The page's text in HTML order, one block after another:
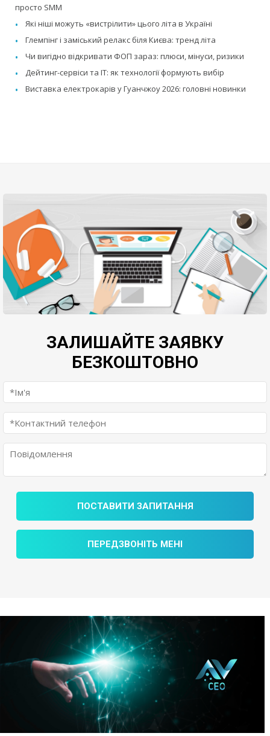
просто SMM
Які ніші можуть «вистрілити» цього літа в Україні
Глемпінг і заміський релакс біля Києва: тренд літа
Чи вигідно відкривати ФОП зараз: плюси, мінуси, ризики
Дейтинг-сервіси та IT: як технології формують вибір
Виставка електрокарів у Гуанчжоу 2026: головні новинки
ЗАЛИШАЙТЕ ЗАЯВКУ
БЕЗКОШТОВНО
ПОСТАВИТИ ЗАПИТАННЯ
ПЕРЕДЗВОНІТЬ МЕНІ